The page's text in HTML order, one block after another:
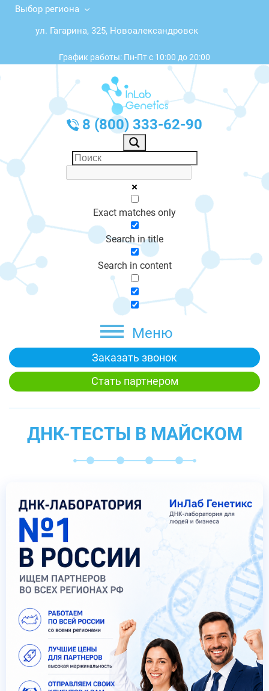
Выбор региона
ул. Гагарина, 325, Новоалександровск
График работы: Пн-Пт с 10:00 до 20:00
8 (800) 333-62-90
Exact matches only
Search in title
Search in content
Меню
Заказать звонок
Стать партнером
ДНК-ТЕСТЫ В МАЙСКОМ